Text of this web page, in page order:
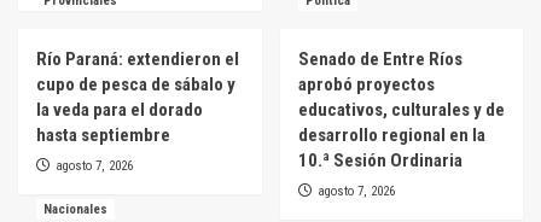
Río Paraná: extendieron el
cupo de pesca de sábalo y
la veda para el dorado
hasta septiembre
agosto 7, 2026
Senado de Entre Ríos
aprobó proyectos
educativos, culturales y de
desarrollo regional en la
10.ª Sesión Ordinaria
agosto 7, 2026
Nacionales